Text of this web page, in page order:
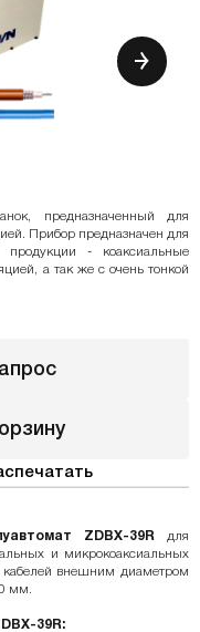
предназначенный для
Прибор предназначен для
продукции - коаксиальные
а так же с очень тонкой
ZDBX-39R для
и микрокоаксиальных
кабелей внешним диаметром
мм.
39R: